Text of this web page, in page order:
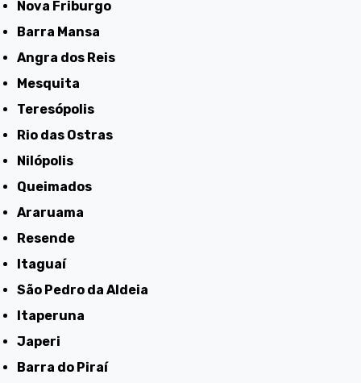
Nova Friburgo
Barra Mansa
Angra dos Reis
Mesquita
Teresópolis
Rio das Ostras
Nilópolis
Queimados
Araruama
Resende
Itaguaí
São Pedro da Aldeia
Itaperuna
Japeri
Barra do Piraí